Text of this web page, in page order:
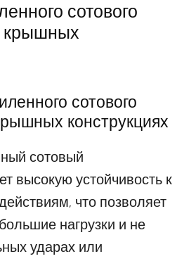
сотового
крышных
сотового
конструкциях
сотовый
высокую устойчивость к
что позволяет
нагрузки и не
ударах или